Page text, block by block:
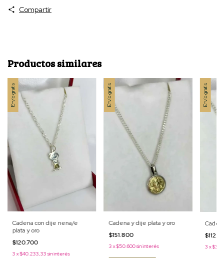
Compartir
Productos similares
Envío gratis
Cadena con dije nena/e
plata y oro
$120.700
3 x$40.233,33 sin interés
Envío gratis
Cadena y dije plata y oro
$151.800
3x$50.600sin interés
Envío gratis
3 x